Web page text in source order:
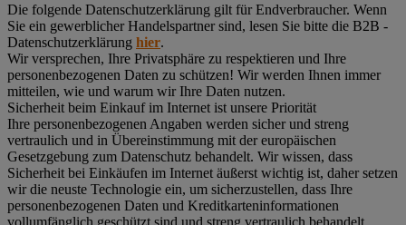
Die folgende Datenschutzerklärung gilt für Endverbraucher. Wenn
Sie ein gewerblicher Handelspartner sind, lesen Sie bitte die B2B -
Datenschutzerklärung hier.
Wir versprechen, Ihre Privatsphäre zu respektieren und Ihre
personenbezogenen Daten zu schützen! Wir werden Ihnen immer
mitteilen, wie und warum wir Ihre Daten nutzen.
Sicherheit beim Einkauf im Internet ist unsere Priorität
Ihre personenbezogenen Angaben werden sicher und streng
vertraulich und in Übereinstimmung mit der europäischen
Gesetzgebung zum Datenschutz behandelt. Wir wissen, dass
Sicherheit bei Einkäufen im Internet äußerst wichtig ist, daher setzen
wir die neuste Technologie ein, um sicherzustellen, dass Ihre
personenbezogenen Daten und Kreditkarteninformationen
vollumfänglich geschützt sind und streng vertraulich behandelt